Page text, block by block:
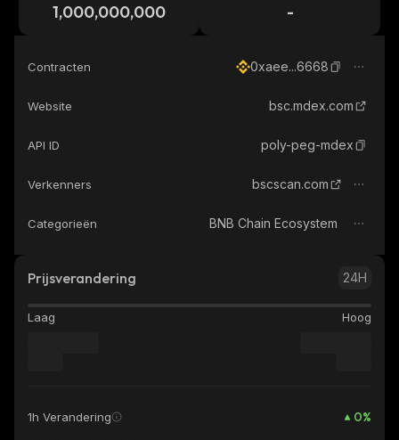
1,000,000,000 -
Contracten 0xaee...6668
Website bsc.mdex.com
API ID poly-peg-mdex
Verkenners bscscan.com
Categorieën BNB Chain Ecosystem
Prijsverandering 24H
Laag Hoog
1h Verandering 0%